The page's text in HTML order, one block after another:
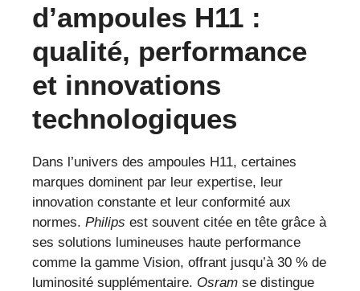
d’ampoules H11 :
qualité, performance
et innovations
technologiques
Dans l’univers des ampoules H11, certaines
marques dominent par leur expertise, leur
innovation constante et leur conformité aux
normes. Philips est souvent citée en tête grâce à
ses solutions lumineuses haute performance
comme la gamme Vision, offrant jusqu’à 30 % de
luminosité supplémentaire. Osram se distingue